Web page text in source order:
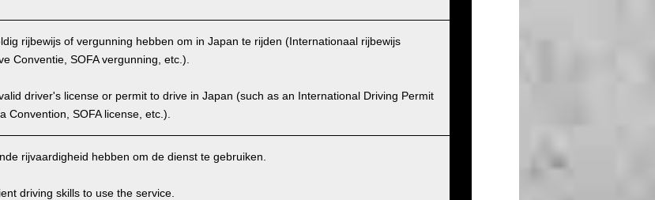
rijbewijs of vergunning hebben om in Japan te rijden (Internationaal rijbewijs
Conventie, SOFA vergunning, etc.).
driver's license or permit to drive in Japan (such as an International Driving Permit
Convention, SOFA license, etc.).
rijvaardigheid hebben om de dienst te gebruiken.
driving skills to use the service.